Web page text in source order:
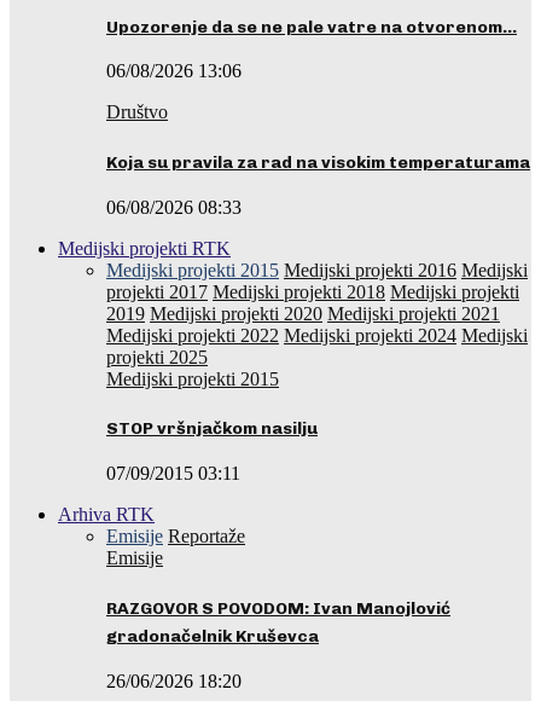
Upozorenje da se ne pale vatre na otvorenom…
06/08/2026 13:06
Društvo
Koja su pravila za rad na visokim temperaturama
06/08/2026 08:33
Medijski projekti RTK
Medijski projekti 2015 Medijski projekti 2016 Medijski
projekti 2017 Medijski projekti 2018 Medijski projekti
2019 Medijski projekti 2020 Medijski projekti 2021
Medijski projekti 2022 Medijski projekti 2024 Medijski
projekti 2025
Medijski projekti 2015
STOP vršnjačkom nasilju
07/09/2015 03:11
Arhiva RTK
Emisije Reportaže
Emisije
RAZGOVOR S POVODOM: Ivan Manojlović
gradonačelnik Kruševca
26/06/2026 18:20